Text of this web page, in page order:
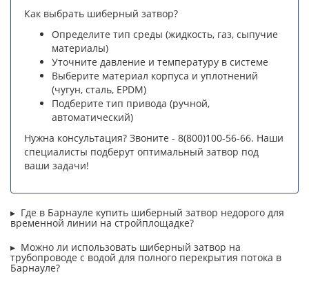
Как выбрать шиберный затвор?
Определите тип среды (жидкость, газ, сыпучие
материалы)
Уточните давление и температуру в системе
Выберите материал корпуса и уплотнений
(чугун, сталь, EPDM)
Подберите тип привода (ручной,
автоматический)
Нужна консультация? Звоните - 8(800)100-56-66. Наши
специалисты подберут оптимальный затвор под
ваши задачи!
Где в Барнауле купить шиберный затвор недорого для
временной линии на стройплощадке?
Можно ли использовать шиберный затвор на
трубопроводе с водой для полного перекрытия потока в
Барнауле?